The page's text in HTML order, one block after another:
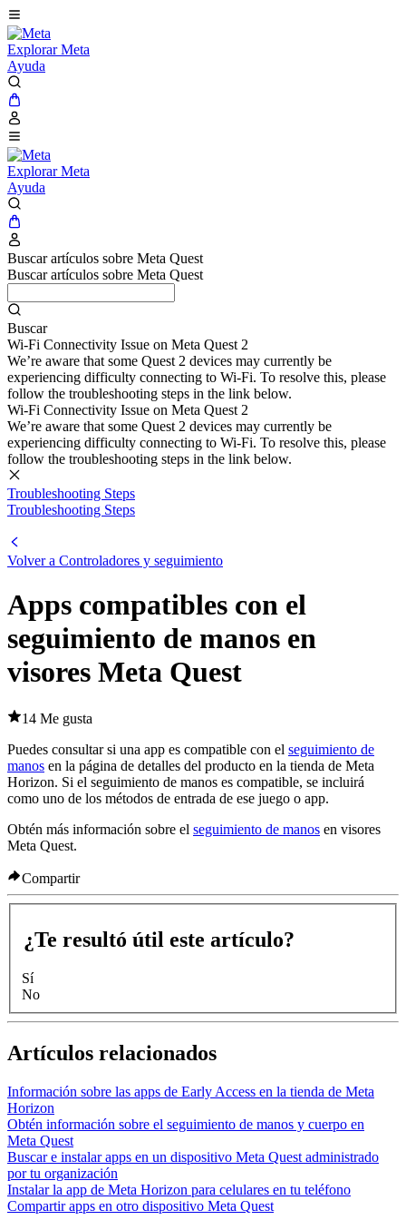
Explorar Meta
Ayuda
Explorar Meta
Ayuda
Buscar artículos sobre Meta Quest
Buscar artículos sobre Meta Quest
Buscar
Wi-Fi Connectivity Issue on Meta Quest 2
We’re aware that some Quest 2 devices may currently be
experiencing difficulty connecting to Wi-Fi. To resolve this, please
follow the troubleshooting steps in the link below.
Wi-Fi Connectivity Issue on Meta Quest 2
We’re aware that some Quest 2 devices may currently be
experiencing difficulty connecting to Wi-Fi. To resolve this, please
follow the troubleshooting steps in the link below.
Troubleshooting Steps
Troubleshooting Steps
Volver a Controladores y seguimiento
Apps compatibles con el
seguimiento de manos en
visores Meta Quest
14 Me gusta
Puedes consultar si una app es compatible con el seguimiento de
manos en la página de detalles del producto en la tienda de Meta
Horizon. Si el seguimiento de manos es compatible, se incluirá
como uno de los métodos de entrada de ese juego o app.
Obtén más información sobre el seguimiento de manos en visores
Meta Quest.
Compartir
¿Te resultó útil este artículo?
Sí
No
Artículos relacionados
Información sobre las apps de Early Access en la tienda de Meta
Horizon
Obtén información sobre el seguimiento de manos y cuerpo en
Meta Quest
Buscar e instalar apps en un dispositivo Meta Quest administrado
por tu organización
Instalar la app de Meta Horizon para celulares en tu teléfono
Compartir apps en otro dispositivo Meta Quest